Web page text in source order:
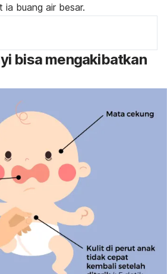
ia buang air besar.
bisa mengakibatkan